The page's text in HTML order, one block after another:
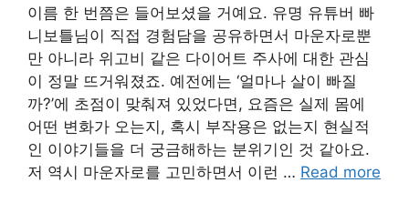
이름 한 번쯤은 들어보셨을 거예요. 유명 유튜버 빠
니보틀님이 직접 경험담을 공유하면서 마운자로뿐
만 아니라 위고비 같은 다이어트 주사에 대한 관심
이 정말 뜨거워졌죠. 예전에는 ‘얼마나 살이 빠질
까?’에 초점이 맞춰져 있었다면, 요즘은 실제 몸에
어떤 변화가 오는지, 혹시 부작용은 없는지 현실적
인 이야기들을 더 궁금해하는 분위기인 것 같아요.
저 역시 마운자로를 고민하면서 이런 … Read more